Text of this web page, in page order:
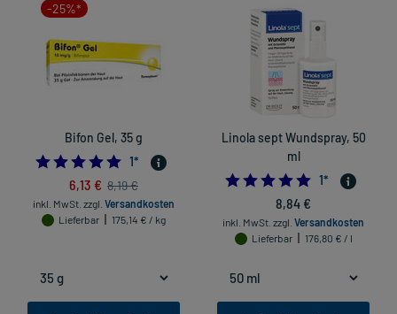
-25%*
Bifon Gel, 35 g
5.0
1*
6,13 € 8,19 €
inkl. MwSt. zzgl. Versandkosten
Lieferbar
175,14 € / kg
Linola sept Wundspray, 50
ml
5.0
1*
8,84 €
inkl. MwSt. zzgl. Versandkosten
Lieferbar
176,80 € / l